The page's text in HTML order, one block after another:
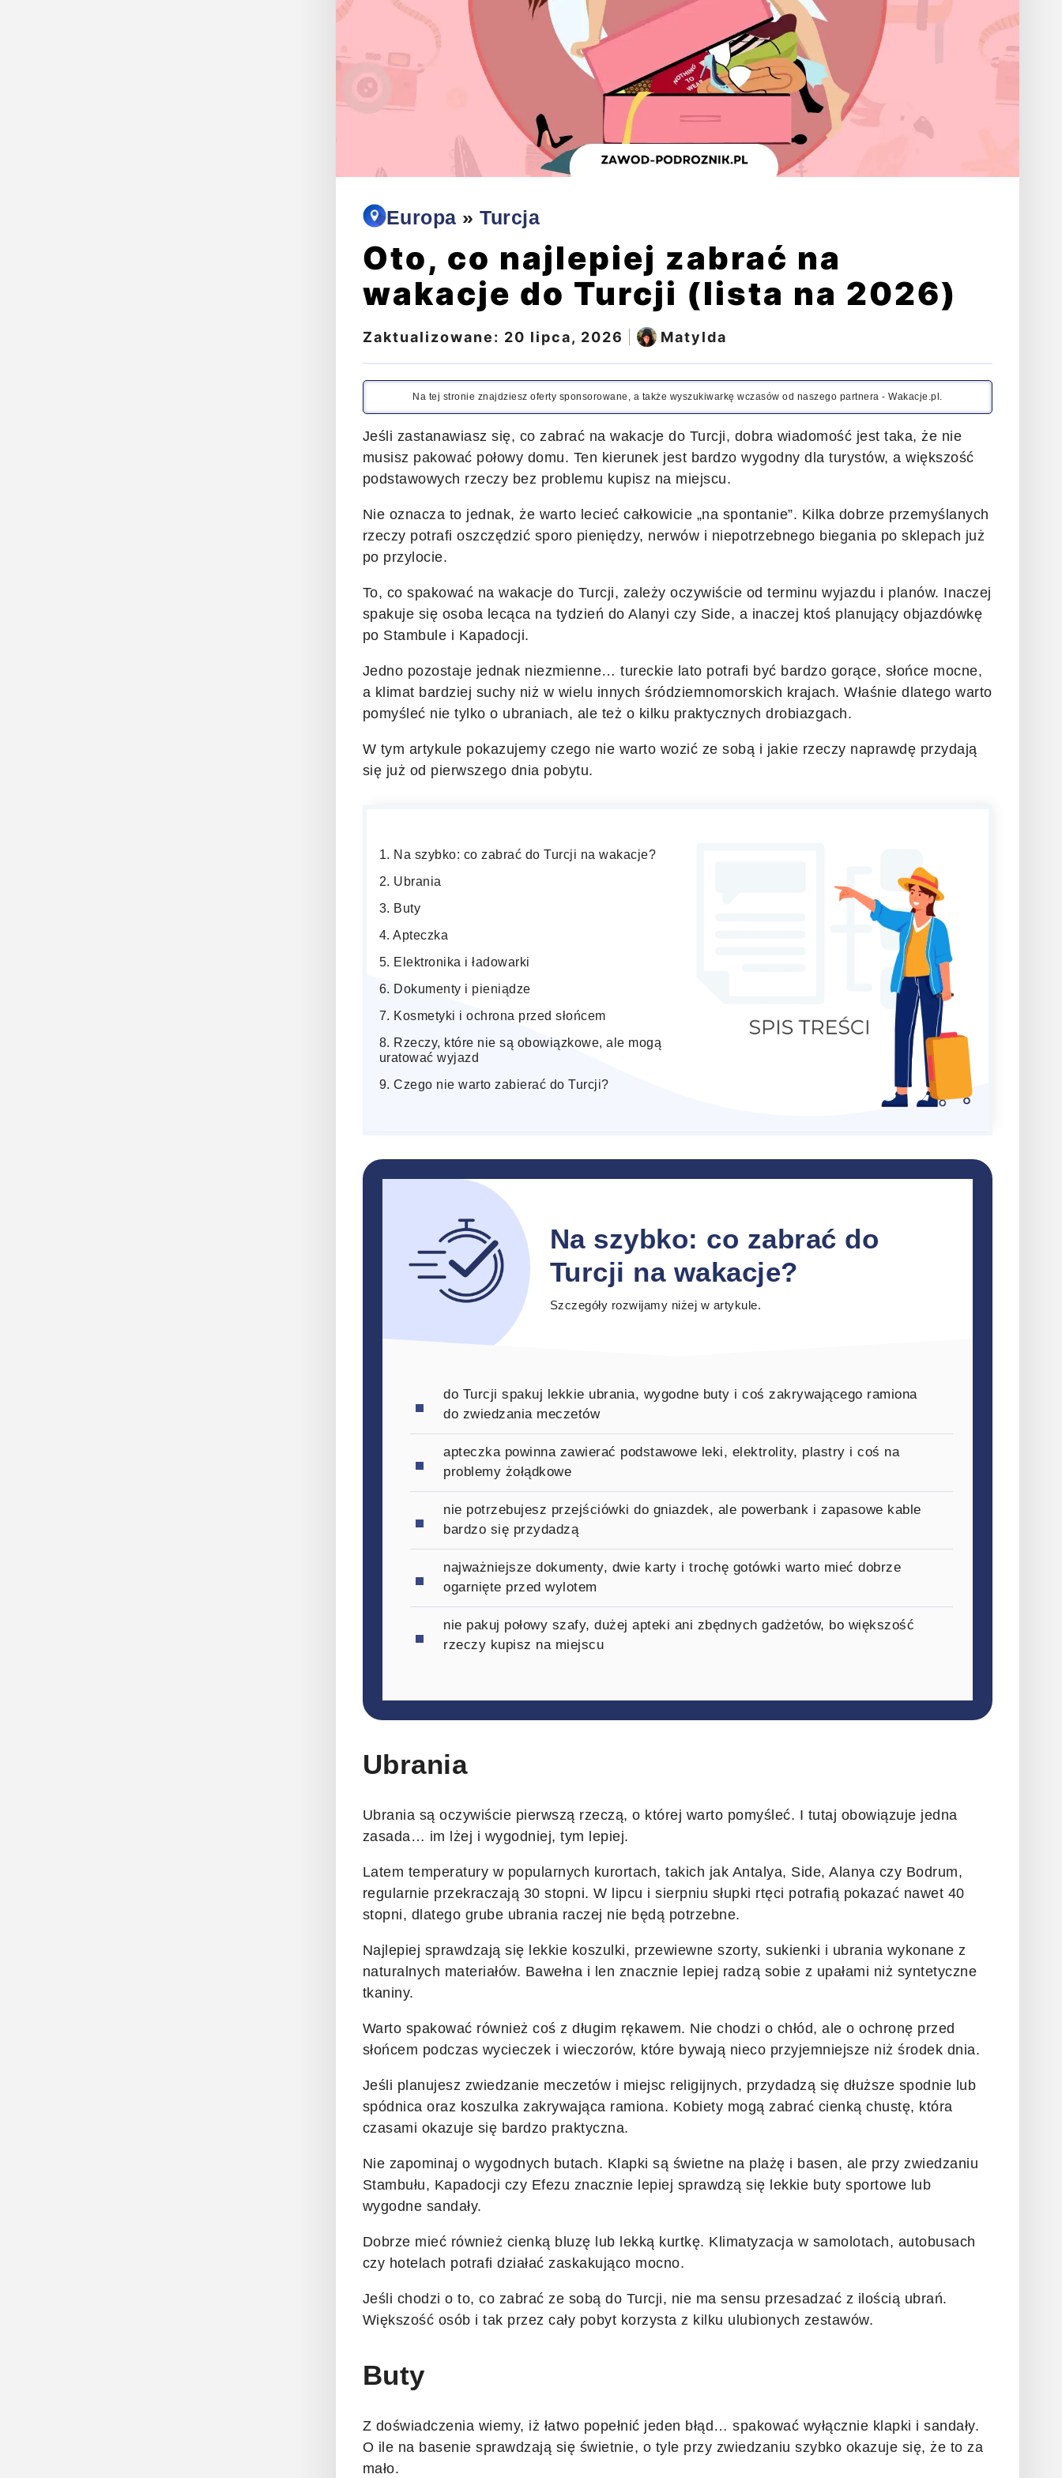
Europa »Turcja
Oto, co najlepiej zabrać na
wakacje do Turcji (lista na 2026)
Zaktualizowane: 20 lipca, 2026 Matylda
Na tej stronie znajdziesz oferty sponsorowane, a także wyszukiwarkę wczasów od naszego partnera - Wakacje.pl.
Jeśli zastanawiasz się, co zabrać na wakacje do Turcji, dobra wiadomość jest taka, że nie
musisz pakować połowy domu. Ten kierunek jest bardzo wygodny dla turystów, a większość
podstawowych rzeczy bez problemu kupisz na miejscu.
Nie oznacza to jednak, że warto lecieć całkowicie „na spontanie”. Kilka dobrze przemyślanych
rzeczy potrafi oszczędzić sporo pieniędzy, nerwów i niepotrzebnego biegania po sklepach już
po przylocie.
To, co spakować na wakacje do Turcji, zależy oczywiście od terminu wyjazdu i planów. Inaczej
spakuje się osoba lecąca na tydzień do Alanyi czy Side, a inaczej ktoś planujący objazdówkę
po Stambule i Kapadocji.
Jedno pozostaje jednak niezmienne… tureckie lato potrafi być bardzo gorące, słońce mocne,
a klimat bardziej suchy niż w wielu innych śródziemnomorskich krajach. Właśnie dlatego warto
pomyśleć nie tylko o ubraniach, ale też o kilku praktycznych drobiazgach.
W tym artykule pokazujemy czego nie warto wozić ze sobą i jakie rzeczy naprawdę przydają
się już od pierwszego dnia pobytu.
Na szybko: co zabrać do Turcji na wakacje?
Ubrania
Buty
Apteczka
Elektronika i ładowarki
Dokumenty i pieniądze
Kosmetyki i ochrona przed słońcem
Rzeczy, które nie są obowiązkowe, ale mogą
uratować wyjazd
Czego nie warto zabierać do Turcji?
Na szybko: co zabrać do
Turcji na wakacje?
Szczegóły rozwijamy niżej w artykule.
do Turcji spakuj lekkie ubrania, wygodne buty i coś zakrywającego ramiona
do zwiedzania meczetów
apteczka powinna zawierać podstawowe leki, elektrolity, plastry i coś na
problemy żołądkowe
nie potrzebujesz przejściówki do gniazdek, ale powerbank i zapasowe kable
bardzo się przydadzą
najważniejsze dokumenty, dwie karty i trochę gotówki warto mieć dobrze
ogarnięte przed wylotem
nie pakuj połowy szafy, dużej apteki ani zbędnych gadżetów, bo większość
rzeczy kupisz na miejscu
Ubrania
Ubrania są oczywiście pierwszą rzeczą, o której warto pomyśleć. I tutaj obowiązuje jedna
zasada… im lżej i wygodniej, tym lepiej.
Latem temperatury w popularnych kurortach, takich jak Antalya, Side, Alanya czy Bodrum,
regularnie przekraczają 30 stopni. W lipcu i sierpniu słupki rtęci potrafią pokazać nawet 40
stopni, dlatego grube ubrania raczej nie będą potrzebne.
Najlepiej sprawdzają się lekkie koszulki, przewiewne szorty, sukienki i ubrania wykonane z
naturalnych materiałów. Bawełna i len znacznie lepiej radzą sobie z upałami niż syntetyczne
tkaniny.
Warto spakować również coś z długim rękawem. Nie chodzi o chłód, ale o ochronę przed
słońcem podczas wycieczek i wieczorów, które bywają nieco przyjemniejsze niż środek dnia.
Jeśli planujesz zwiedzanie meczetów i miejsc religijnych, przydadzą się dłuższe spodnie lub
spódnica oraz koszulka zakrywająca ramiona. Kobiety mogą zabrać cienką chustę, która
czasami okazuje się bardzo praktyczna.
Nie zapominaj o wygodnych butach. Klapki są świetne na plażę i basen, ale przy zwiedzaniu
Stambułu, Kapadocji czy Efezu znacznie lepiej sprawdzą się lekkie buty sportowe lub
wygodne sandały.
Dobrze mieć również cienką bluzę lub lekką kurtkę. Klimatyzacja w samolotach, autobusach
czy hotelach potrafi działać zaskakująco mocno.
Jeśli chodzi o to, co zabrać ze sobą do Turcji, nie ma sensu przesadzać z ilością ubrań.
Większość osób i tak przez cały pobyt korzysta z kilku ulubionych zestawów.
Buty
Z doświadczenia wiemy, iż łatwo popełnić jeden błąd… spakować wyłącznie klapki i sandały.
O ile na basenie sprawdzają się świetnie, o tyle przy zwiedzaniu szybko okazuje się, że to za
mało.